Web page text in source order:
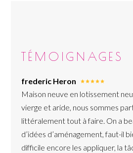
TÉMOIGNAGES
frederic Heron
Maison neuve en lotissement
vierge et aride, nous sommes
littéralement tout à faire. On a
d’idées d’aménagement, faut-il
difficile encore les appliquer, la